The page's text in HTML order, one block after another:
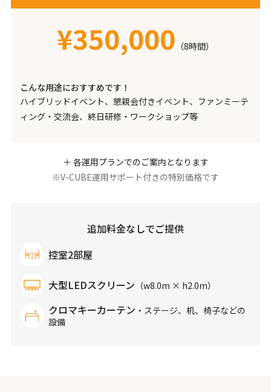
¥350,000 （8時間）
こんな用途におすすめです！
ハイブリッドイベント、懇親会付きイベント、ファンミーテ
ィング・交流会、終日研修・ワークショップ等
＋ 各運用プランでのご案内となります
※V-CUBE運用サポート付きの特別価格です
追加料金なしでご提供
控室2部屋
大型LEDスクリーン （w8.0m × h2.0m）
クロマキーカーテン ・ステージ、 机、椅子などの
設備